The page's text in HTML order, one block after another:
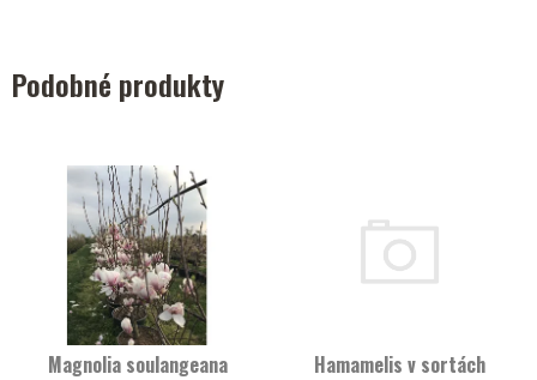
Podobné produkty
Magnolia soulangeana Hamamelis v sortách